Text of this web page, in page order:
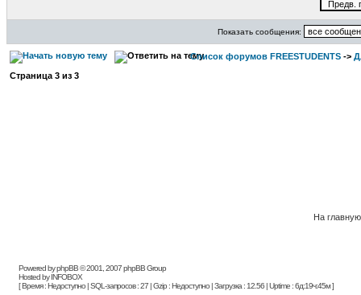
Показать сообщения:
Список форумов FREESTUDENTS ->
Страница 3 из 3
На
Powered by phpBB © 2001, 2007 phpBB Group
Hosted by INFOBOX
[ Время : Недоступно | SQL-запросов : 27 | Gzip : Недоступно | Загрузка : 12.56 | Uptime : 6д:19ч:45м ]